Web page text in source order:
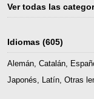
Ver todas las
Idiomas (605)
Alemán, Catalán,
Japonés, Latín, Otras